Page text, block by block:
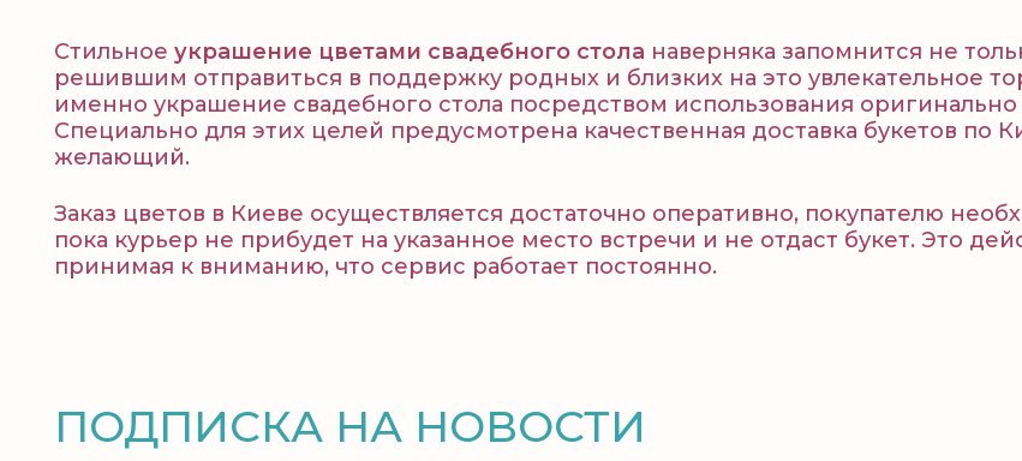
Стильное украшение цветами свадебного стола наверняка запомнится не
решившим отправиться в поддержку родных и близких на это увлекательное
именно украшение свадебного стола посредством использования
Специально для этих целей предусмотрена качественная доставка букетов по
желающий.
Заказ цветов в Киеве осуществляется достаточно оперативно, покупателю
пока курьер не прибудет на указанное место встречи и не отдаст букет. Это
принимая к вниманию, что сервис работает постоянно.
ПОДПИСКА НА НОВОСТИ